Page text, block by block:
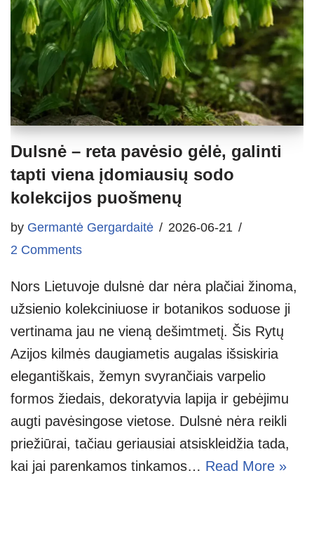
Dulsnė – reta pavėsio gėlė, galinti
tapti viena įdomiausių sodo
kolekcijos puošmenų
by Germantė Gergardaitė
2026-06-21
2 Comments
Nors Lietuvoje dulsnė dar nėra plačiai žinoma,
užsienio kolekciniuose ir botanikos soduose ji
vertinama jau ne vieną dešimtmetį. Šis Rytų
Azijos kilmės daugiametis augalas išsiskiria
elegantiškais, žemyn svyrančiais varpelio
formos žiedais, dekoratyvia lapija ir gebėjimu
augti pavėsingose vietose. Dulsnė nėra reikli
priežiūrai, tačiau geriausiai atsiskleidžia tada,
kai jai parenkamos tinkamos… Read More »